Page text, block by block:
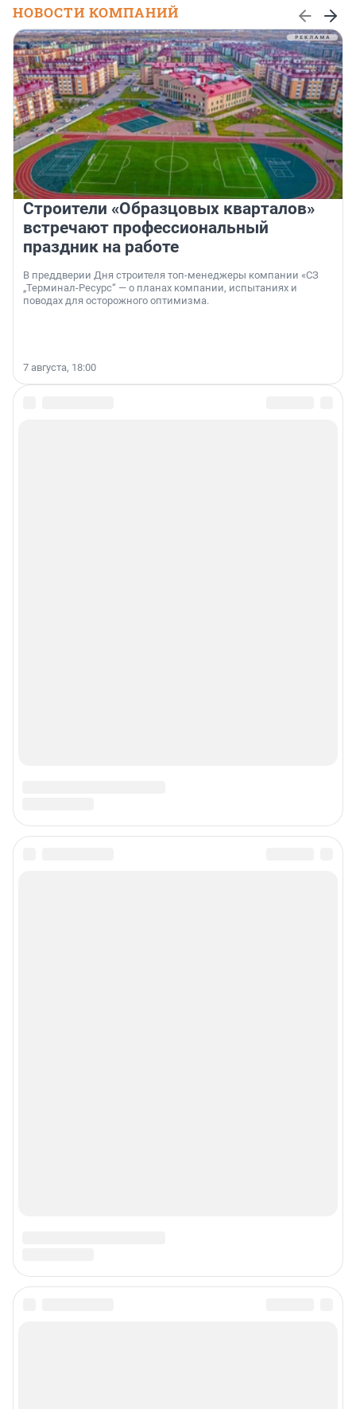
НОВОСТИ КОМПАНИЙ
Строители «Образцовых кварталов»
встречают профессиональный
праздник на работе
В преддверии Дня строителя топ-менеджеры компании «СЗ
„Терминал-Ресурс“ — о планах компании, испытаниях и
поводах для осторожного оптимизма.
7 августа, 18:00